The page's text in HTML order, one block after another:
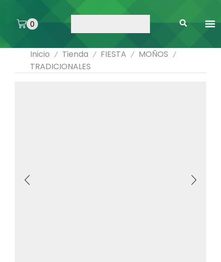
0
Inicio / Tienda / FIESTA / MOÑOS /
TRADICIONALES